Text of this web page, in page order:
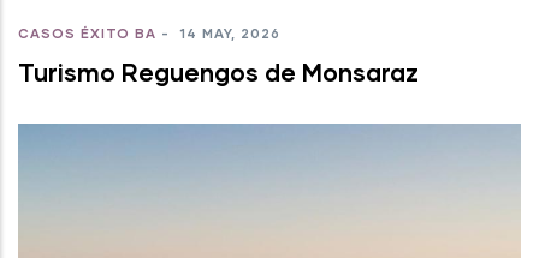
CASOS ÉXITO BA - 14 MAY, 2026
Turismo Reguengos de Monsaraz